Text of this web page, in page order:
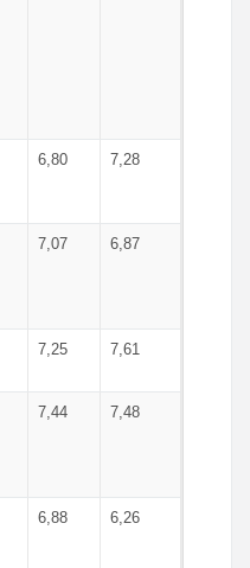
6,80 7,28
7,07 6,87
7,25 7,61
7,44 7,48
6,88 6,26